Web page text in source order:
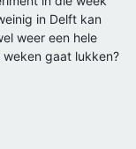
in Delft kan
weer een hele
gaat lukken?